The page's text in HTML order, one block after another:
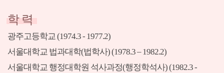
학 력
광주고등학교 (1974.3 - 1977.2)
서울대학교 법과대학(법학사) (1978.3 – 1982.2)
서울대학교 행정대학원 석사과정(행정학석사) (1982.3 -